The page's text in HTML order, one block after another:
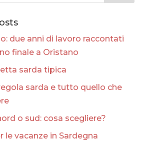
due anni di lavoro raccontati
finale a Oristano
sarda tipica
sarda e tutto quello che
o sud: cosa scegliere?
le vacanze in Sardegna